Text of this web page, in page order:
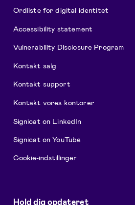
Ordliste for digital identitet
Accessibility statement
Vulnerability Disclosure Program
Kontakt salg
Kontakt support
Kontakt vores kontorer
Signicat on LinkedIn
Signicat on YouTube
Cookie-indstillinger
Hold dig opdateret